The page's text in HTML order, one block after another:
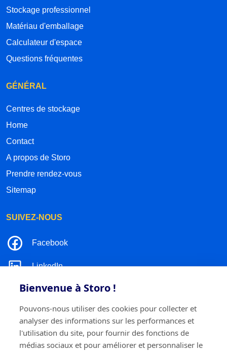
Bienvenue à Storo !
Pouvons-nous utiliser des cookies pour collecter et
analyser des informations sur les performances et
l'utilisation du site, pour fournir des fonctions de
médias sociaux et pour améliorer et personnaliser le
Stockage professionnel
Matériau d'emballage
Calculateur d'espace
Questions fréquentes
GÉNÉRAL
Centres de stockage
Home
Contact
A propos de Storo
Prendre rendez-vous
Sitemap
SUIVEZ-NOUS
Facebook
LinkedIn
Instagram
TikTok